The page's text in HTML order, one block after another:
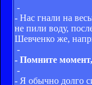
-
- Нас гнали на
не пили воду,
Шевченко же,
-
- Помните
-
- Я обычно долго